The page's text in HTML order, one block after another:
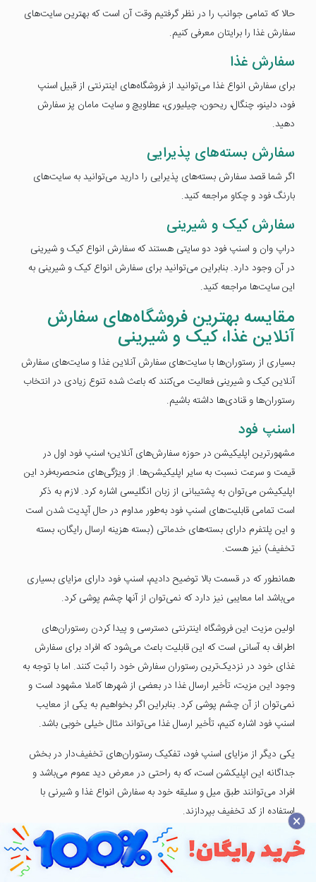
حالا که تمامی جوانب را در نظر گرفتیم وقت آن است که بهترین سایت‌های
سفارش غذا را برایتان معرفی کنیم.
سفارش غذا
برای سفارش انواع غذا می‌توانید از فروشگاه‌های اینترنتی از قبیل اسنپ
فود، دلینو، چنگال، ریحون، چیلیوری، عطاویچ و سایت مامان پز سفارش
دهید.
سفارش بسته‌های پذیرایی
اگر شما قصد سفارش بسته‌های پذیرایی را دارید می‌توانید به سایت‌های
بارنگ فود و چکاو مراجعه کنید.
سفارش کیک و شیرینی
دراپ وان و اسنپ فود دو سایتی هستند که سفارش انواع کیک و شیرینی
در آن وجود دارد. بنابراین می‌توانید برای سفارش انواع کیک و شیرینی به
این سایت‌ها مراجعه کنید.
مقایسه بهترین فروشگاه‌های سفارش
آنلاین غذا، کیک و شیرینی
بسیاری از رستوران‌ها با سایت‌های سفارش آنلاین غذا و سایت‌های سفارش
آنلاین کیک و شیرینی فعالیت می‌کنند که باعث شده تنوع زیادی در انتخاب
رستوران‌ها و قنادی‌ها داشته باشیم.
اسنپ فود
مشهور‌ترین اپلیکیشن در حوزه سفارش‌های آنلاین؛ اسنپ فود اول در
قیمت و سرعت نسبت به سایر اپلیکیشن‌ها. از ویژگی‌های منحصربه‌فرد این
اپلیکیشن می‌توان به پشتیبانی از زبان انگلیسی اشاره کرد. لازم به ذکر
است تمامی قابلیت‌های اسنپ فود به‌طور مداوم در حال آپدیت شدن است
و این پلتفرم دارای بسته‌های خدماتی (بسته هزینه ارسال رایگان، بسته
تخفیف) نیز هست.
همانطور که در قسمت بالا توضیح دادیم، اسنپ فود دارای مزایای بسیاری
می‌باشد اما معایبی نیز دارد که نمی‌توان از آنها چشم پوشی کرد.
اولین مزیت این فروشگاه اینترنتی دسترسی و پیدا کردن رستوران‌های
اطراف به آسانی است که این قابلیت باعث می‌شود که افراد برای سفارش
غذای خود در نزدیک‌ترین رستوران سفارش خود را ثبت کنند. اما با توجه به
وجود این مزیت، تأخیر ارسال غذا در بعضی از شهرها کاملا مشهود است و
نمی‌‍‌‌توان از آن چشم پوشی کرد. بنابراین اگر بخواهیم به یکی از معایب
اسنپ فود اشاره کنیم، تأخیر ارسال غذا می‌تواند مثال خیلی خوبی باشد.
یکی دیگر از مزایای اسنپ فود، تفکیک رستوران‌های تخفیف‌دار در بخش
جداگانه این اپلیکشن است، که به راحتی در معرض دید عموم می‌باشد و
افراد می‌توانند طبق میل و سلیقه خود به سفارش انواع غذا و شیرنی با
استفاده از کد تخفیف بپردازند.
پیگیری سفارش آنلاین غذا به صورت لحظه به لحظه یکی دیگر از
ویژگی‌های مثبت این اپلیکیشن به حساب می‌آید. این ویژگی به افراد این
×